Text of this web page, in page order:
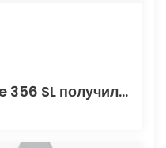
Классический Porsche 356 SL получил вторую жизнь